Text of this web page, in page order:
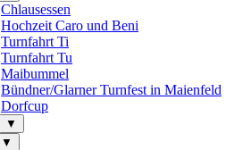
Chlausessen
Hochzeit Caro und Beni
Turnfahrt Ti
Turnfahrt Tu
Maibummel
Bündner/Glarner Turnfest in Maienfeld
Dorfcup
▼
▼